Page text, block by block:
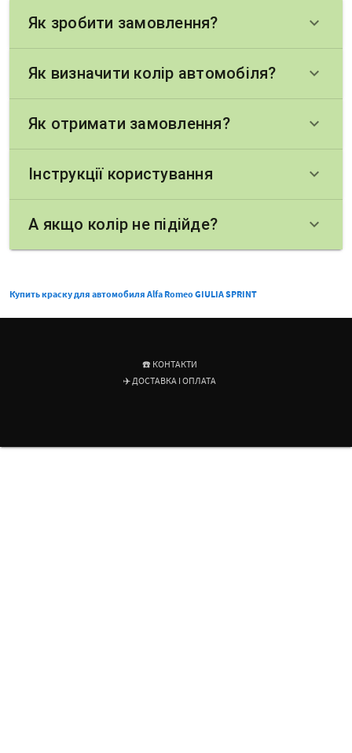
Як зробити замовлення? keyboard_arrow_down
Як визначити колір автомобіля? keyboard_arrow_down
Як отримати замовлення? keyboard_arrow_down
Інструкції користування keyboard_arrow_down
А якщо колір не підійде? keyboard_arrow_down
Купить краску для автомобиля Alfa Romeo GIULIA SPRINT
☎️ КОНТАКТИ
✈️ ДОСТАВКА І ОПЛАТА